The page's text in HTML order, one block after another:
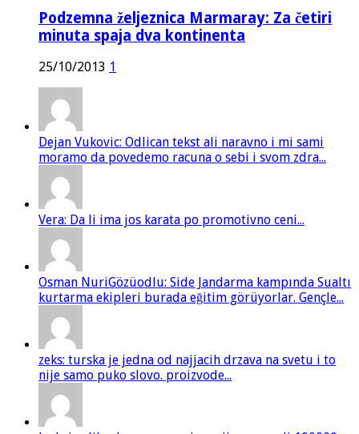
Podzemna željeznica Marmaray: Za četiri
minuta spaja dva kontinenta
25/10/2013 1
Dejan Vukovic: Odlican tekst ali naravno i mi sami
moramo da povedemo racuna o sebi i svom zdra...
Vera: Da li ima jos karata po promotivno ceni...
Osman NuriGözüodlu: Side Jandarma kampında Sualtı
kurtarma ekipleri burada eğitim görüyorlar. Gençle...
zeks: turska je jedna od najjacih drzava na svetu i to
nije samo puko slovo. proizvode...